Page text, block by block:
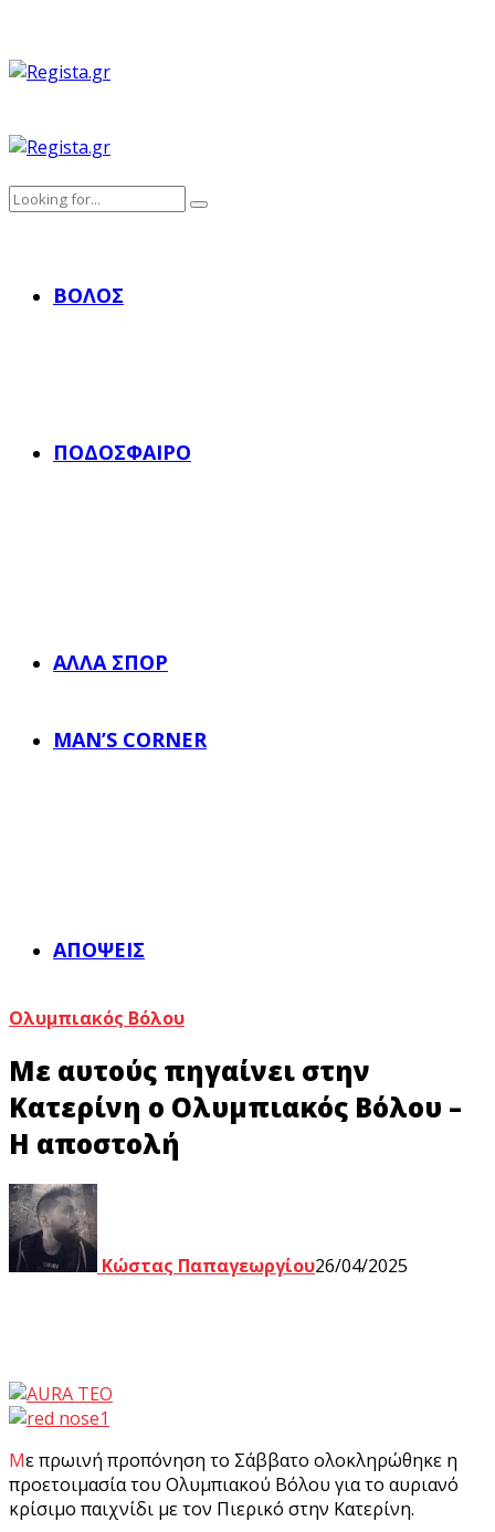
ΒΌΛΟΣ
ΠΟΔΌΣΦΑΙΡΟ
ΆΛΛΑ ΣΠΟΡ
MAN’S CORNER
ΑΠΌΨΕΙΣ
Ολυμπιακός Βόλου
Με αυτούς πηγαίνει στην
Κατερίνη ο Ολυμπιακός Βόλου –
Η αποστολή
Κώστας Παπαγεωργίου26/04/2025
Με πρωινή προπόνηση το Σάββατο ολοκληρώθηκε η
προετοιμασία του Ολυμπιακού Βόλου για το αυριανό
κρίσιμο παιχνίδι με τον Πιερικό στην Κατερίνη.